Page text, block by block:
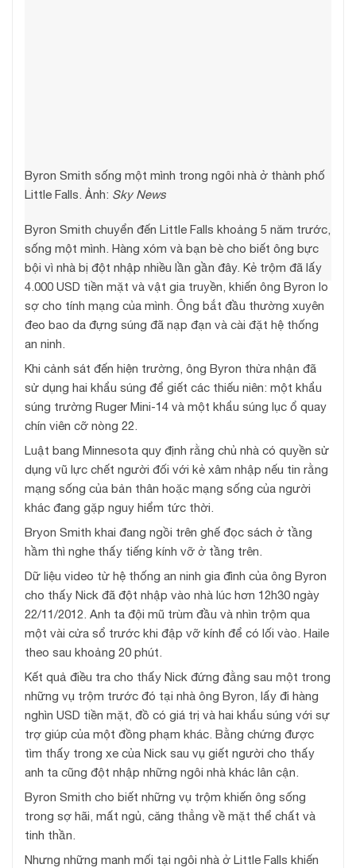
Byron Smith sống một mình trong ngôi nhà ở thành phố
Little Falls. Ảnh: Sky News
Byron Smith chuyển đến Little Falls khoảng 5 năm trước,
sống một mình. Hàng xóm và bạn bè cho biết ông bực
bội vì nhà bị đột nhập nhiều lần gần đây. Kẻ trộm đã lấy
4.000 USD tiền mặt và vật gia truyền, khiến ông Byron lo
sợ cho tính mạng của mình. Ông bắt đầu thường xuyên
đeo bao da đựng súng đã nạp đạn và cài đặt hệ thống
an ninh.
Khi cảnh sát đến hiện trường, ông Byron thừa nhận đã
sử dụng hai khẩu súng để giết các thiếu niên: một khẩu
súng trường Ruger Mini-14 và một khẩu súng lục ổ quay
chín viên cỡ nòng 22.
Luật bang Minnesota quy định rằng chủ nhà có quyền sử
dụng vũ lực chết người đối với kẻ xâm nhập nếu tin rằng
mạng sống của bản thân hoặc mạng sống của người
khác đang gặp nguy hiểm tức thời.
Bryon Smith khai đang ngồi trên ghế đọc sách ở tầng
hầm thì nghe thấy tiếng kính vỡ ở tầng trên.
Dữ liệu video từ hệ thống an ninh gia đình của ông Byron
cho thấy Nick đã đột nhập vào nhà lúc hơn 12h30 ngày
22/11/2012. Anh ta đội mũ trùm đầu và nhìn trộm qua
một vài cửa sổ trước khi đập vỡ kính để có lối vào. Haile
theo sau khoảng 20 phút.
Kết quả điều tra cho thấy Nick đứng đằng sau một trong
những vụ trộm trước đó tại nhà ông Byron, lấy đi hàng
nghìn USD tiền mặt, đồ có giá trị và hai khẩu súng với sự
trợ giúp của một đồng phạm khác. Bằng chứng được
tìm thấy trong xe của Nick sau vụ giết người cho thấy
anh ta cũng đột nhập những ngôi nhà khác lân cận.
Byron Smith cho biết những vụ trộm khiến ông sống
trong sợ hãi, mất ngủ, căng thẳng về mặt thể chất và
tinh thần.
Nhưng những manh mối tại ngôi nhà ở Little Falls khiến